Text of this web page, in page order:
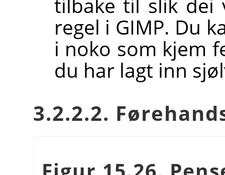
regel i GIMP. Du
i noko som kjem
du har lagt inn
3.2.2.2.